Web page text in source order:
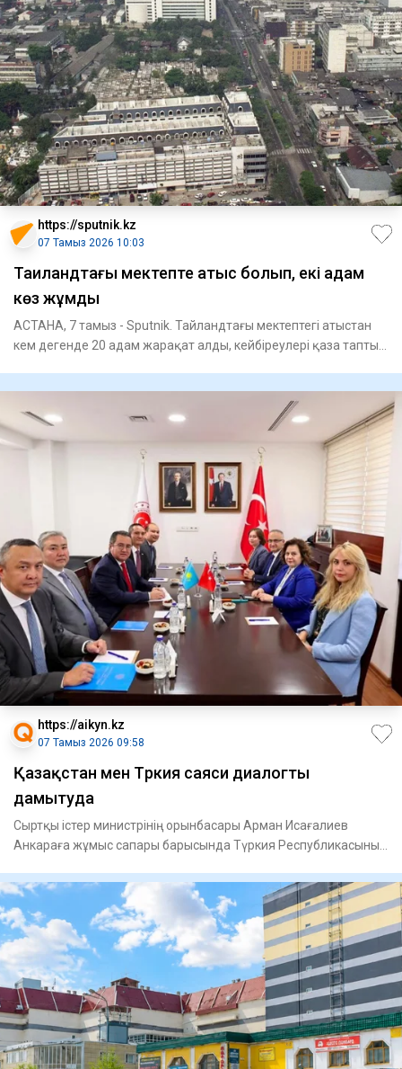
https://sputnik.kz
07 Тамыз 2026 10:03
Таиландтағы мектепте атыс болып, екі адам
көз жұмды
АСТАНА, 7 тамыз - Sputnik. Тайландтағы мектептегі атыстан
кем дегенде 20 адам жарақат алды, кейбіреулері қаза тапты,
https://aikyn.kz
07 Тамыз 2026 09:58
Қазақстан мен Түркия саяси диалогты
дамытуда
Сыртқы істер министрінің орынбасары Арман Исағалиев
Анкараға жұмыс сапары барысында Түркия Республикасының